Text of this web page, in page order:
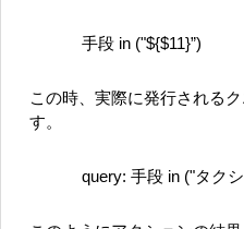
手段 in ("${$11}”)
この時、実際に発行される
す。
query: 手段 in ("タク